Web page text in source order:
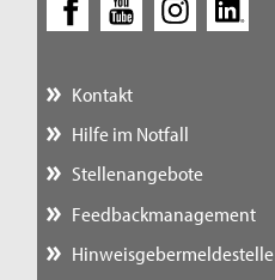
Kontakt
Hilfe im Notfall
Stellenangebote
Feedbackmanagement
Hinweisgebermeldestelle